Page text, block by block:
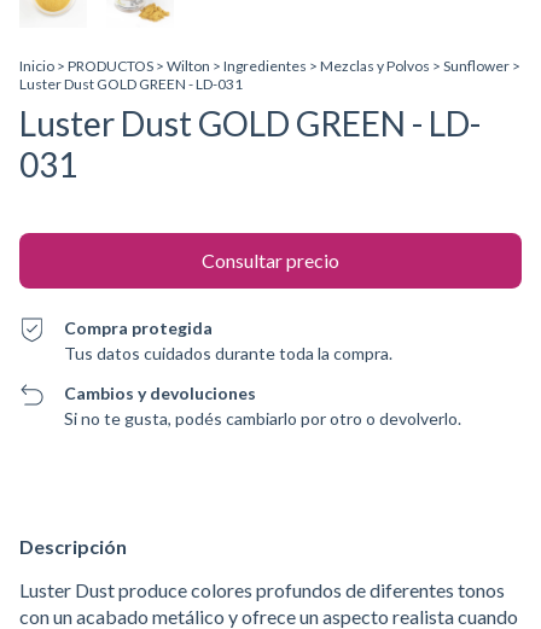
Inicio > PRODUCTOS > Wilton > Ingredientes > Mezclas y Polvos > Sunflower >
Luster Dust GOLD GREEN - LD-031
Luster Dust GOLD GREEN - LD-
031
Compra protegida
Tus datos cuidados durante toda la compra.
Cambios y devoluciones
Si no te gusta, podés cambiarlo por otro o devolverlo.
Descripción
Luster Dust produce colores profundos de diferentes tonos
con un acabado metálico y ofrece un aspecto realista cuando